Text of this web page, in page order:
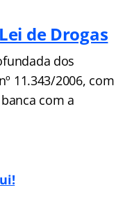
de Drogas
dos
11.343/2006, com
com a